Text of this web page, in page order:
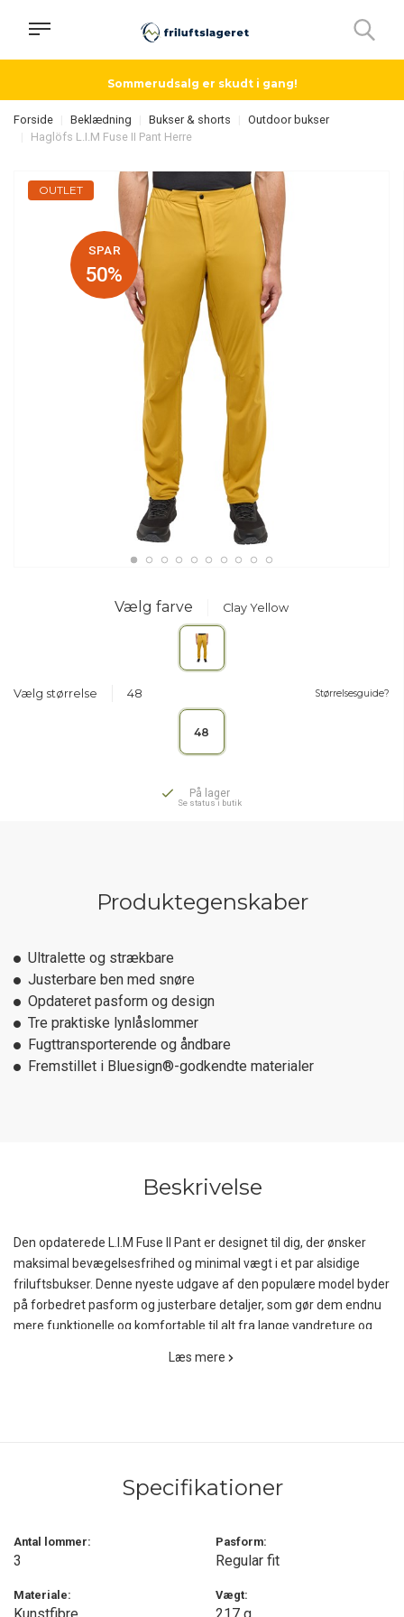
Sommerudsalg er skudt i gang!
Forside Beklædning Bukser & shorts
Outdoor bukser
Haglöfs L.I.M Fuse II Pant Herre
OUTLET
SPAR
50%
Vælg farve Clay Yellow
Vælg størrelse 48 Størrelsesguide?
48
På lager
Se status i butik
Produktegenskaber
Ultralette og strækbare
Justerbare ben med snøre
Opdateret pasform og design
Tre praktiske lynlåslommer
Fugttransporterende og åndbare
Fremstillet i Bluesign®-godkendte materialer
Beskrivelse
Den opdaterede L.I.M Fuse II Pant er designet til dig, der ønsker
maksimal bevægelsesfrihed og minimal vægt i et par alsidige
friluftsbukser. Denne nyeste udgave af den populære model byder
på forbedret pasform og justerbare detaljer, som gør dem endnu
mere funktionelle og komfortable til alt fra lange vandreture og
100% genanvendt polyester giver yderligere ventilation og
Designet byder på en elastisk linning med lavprofileret lynlåsgylp
stramme. De elastiske benafslutninger kan justeres med snøre, så
Læs mere
Specifikationer
Antal lommer:
3
Pasform:
Regular fit
Materiale: Vægt: